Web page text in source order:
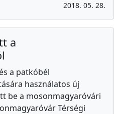
2018. 05. 28.
a
a patkóbél
használatos új
be a mosonmagyaróvári
Térségi